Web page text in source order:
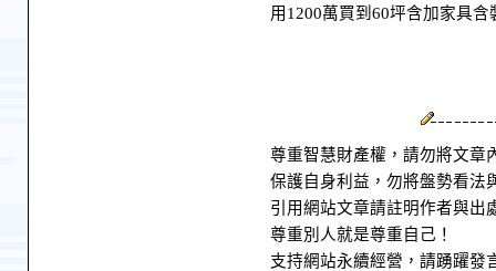
用1200萬買到60坪含加家具
尊重智慧財產權，請勿將文章
保護自身利益，勿將盤勢看法
引用網站文章請註明作者與出
尊重別人就是尊重自己！
支持網站永續經營，請踴躍發